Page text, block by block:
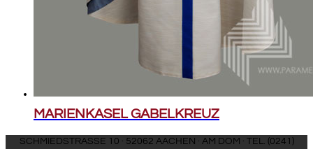
MARIENKASEL GABELKREUZ
SCHMIEDSTRASSE 10 · 52062 AACHEN · AM DOM · TEL. (0241)